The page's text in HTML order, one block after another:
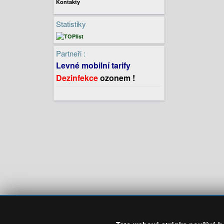
Kontakty
Statistiky
Partneři :
Levné mobilní tarify
Dezinfekceozonem !